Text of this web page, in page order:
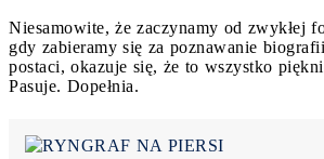
Niesamowite, że zaczynamy od zwykłej
gdy zabieramy się za poznawanie
postaci, okazuje się, że to wszystko
Pasuje. Dopełnia.